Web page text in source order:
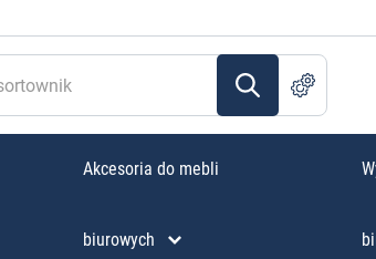
Akcesoria do mebli
biurowych